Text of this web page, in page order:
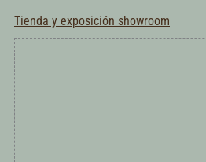
Tienda y exposición showroom